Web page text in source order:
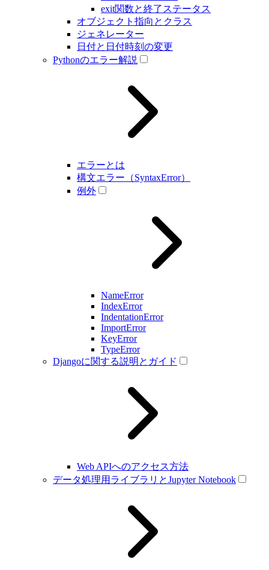
exit関数と終了ステータス
オブジェクト指向とクラス
ジェネレーター
日付と日付時刻の変更
Pythonのエラー解説
エラーとは
構文エラー（SyntaxError）
例外
NameError
IndexError
IndentationError
ImportError
KeyError
TypeError
Djangoに関する説明とガイド
Web APIへのアクセス方法
データ処理用ライブラリとJupyter Notebook